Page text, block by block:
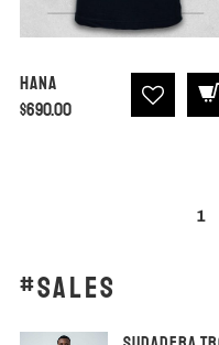
Hana
$690.00
1
#SALES